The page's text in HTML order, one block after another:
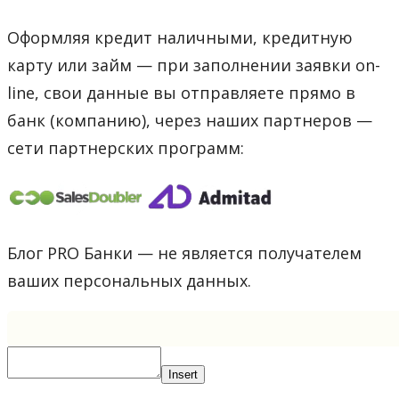
Оформляя кредит наличными, кредитную
карту или займ — при заполнении заявки on-
line, свои данные вы отправляете прямо в
банк (компанию), через наших партнеров —
сети партнерских программ:
Блог PRO Банки — не является получателем
ваших персональных данных.
Insert